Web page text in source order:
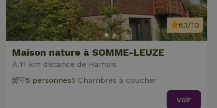
Maison nature à SOMME-LEUZE
À 11 km distance de Hamois
6,1/10
5 personnes5 Chambres à coucher
voir